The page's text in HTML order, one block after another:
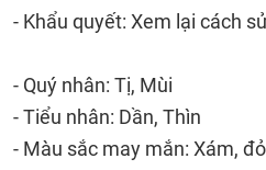
- Khẩu quyết: Xem lại cách
- Quý nhân: Tị, Mùi
- Tiểu nhân: Dần, Thìn
- Màu sắc may mắn: Xám, đỏ